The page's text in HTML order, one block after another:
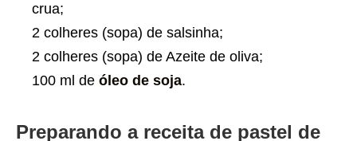
crua;
2 colheres (sopa) de salsinha;
2 colheres (sopa) de Azeite de oliva;
100 ml de óleo de soja.
Preparando a receita de pastel de